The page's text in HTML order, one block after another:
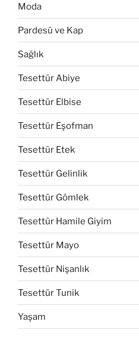
Moda
Pardesü ve Kap
Sağlık
Tesettür Abiye
Tesettür Elbise
Tesettür Eşofman
Tesettür Etek
Tesettür Gelinlik
Tesettür Gömlek
Tesettür Hamile Giyim
Tesettür Mayo
Tesettür Nişanlık
Tesettür Tunik
Yaşam